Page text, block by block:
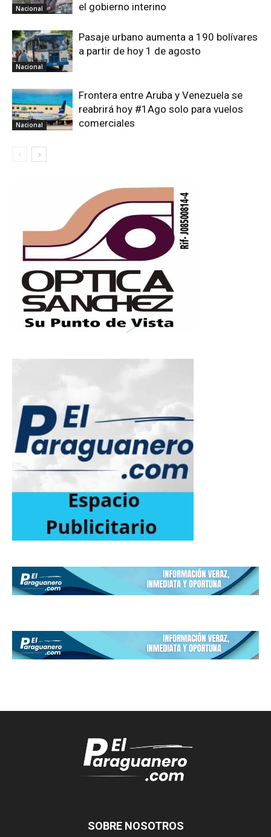
Nacional
el gobierno interino
Nacional
Pasaje urbano aumenta a 190 bolívares
a partir de hoy 1 de agosto
Nacional
Frontera entre Aruba y Venezuela se
reabrirá hoy #1Ago solo para vuelos
comerciales
SOBRE NOSOTROS